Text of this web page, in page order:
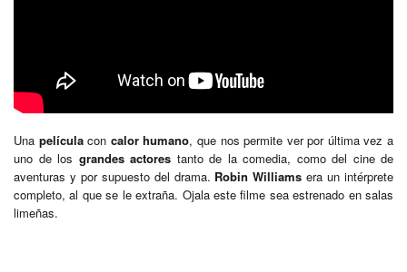
Una películacon calor humano, que nos permite ver por última vez a
uno de los grandes actores tanto de la comedia, como del cine de
aventuras y por supuesto del drama. Robin Williams era un intérprete
completo, al que se le extraña. Ojala este filme sea estrenado en salas
limeñas.